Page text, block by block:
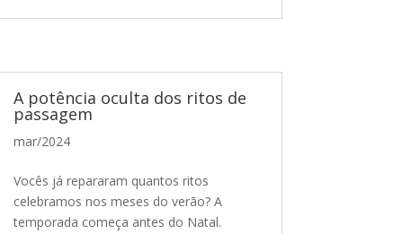
A potência oculta dos ritos de
passagem
mar/2024
Vocês já repararam quantos ritos
celebramos nos meses do verão? A
temporada começa antes do Natal.